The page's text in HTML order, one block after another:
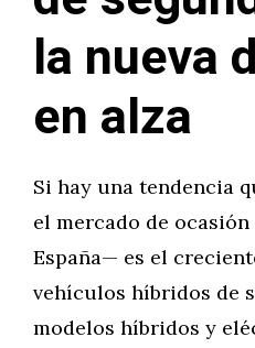
la nueva
en alza
Si hay una tendencia
el mercado de
España— es el
vehículos híbridos de
modelos híbridos y